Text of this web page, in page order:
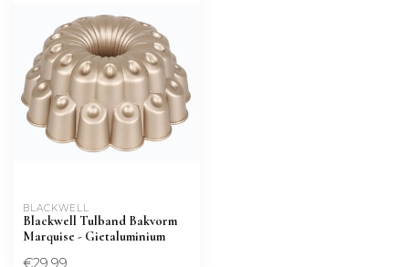
BLACKWELL
Blackwell Tulband Bakvorm
Marquise - Gietaluminium
€29,99